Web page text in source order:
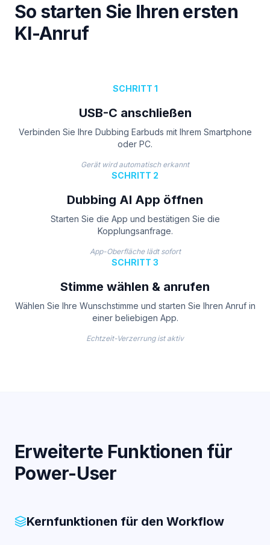
So starten Sie Ihren ersten
KI-Anruf
SCHRITT 1
USB-C anschließen
Verbinden Sie Ihre Dubbing Earbuds mit Ihrem Smartphone
oder PC.
Gerät wird automatisch erkannt
SCHRITT 2
Dubbing AI App öffnen
Starten Sie die App und bestätigen Sie die
Kopplungsanfrage.
App-Oberfläche lädt sofort
SCHRITT 3
Stimme wählen & anrufen
Wählen Sie Ihre Wunschstimme und starten Sie Ihren Anruf in
einer beliebigen App.
Echtzeit-Verzerrung ist aktiv
Erweiterte Funktionen für
Power-User
Kernfunktionen für den Workflow